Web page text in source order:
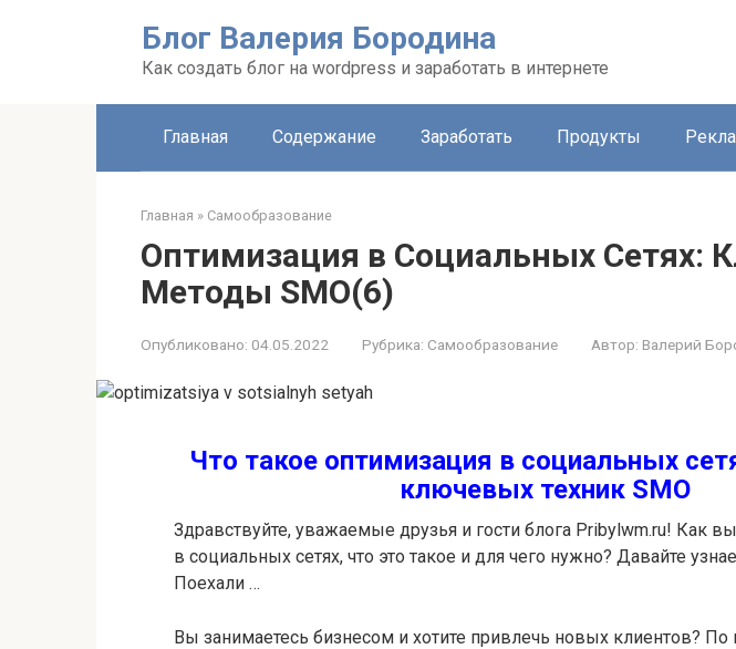
Блог Валерия Бородина
Как создать блог на wordpress и заработать в интернете
Главная Содержание Заработать Продукты
Главная » Самообразование
Оптимизация в Социальных Сетях:
Методы SMO(6)
Опубликовано: 04.05.2022 Рубрика: Самообразование Автор: Валерий
Что такое оптимизация в социальных
ключевых техник SMO
Здравствуйте, уважаемые друзья и гости блога Pribylwm.ru! Как
в социальных сетях, что это такое и для чего нужно? Давайте
Поехали …
Вы занимаетесь бизнесом и хотите привлечь новых клиентов? По